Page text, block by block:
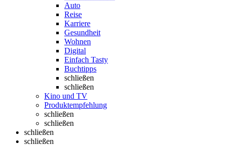
Auto
Reise
Karriere
Gesundheit
Wohnen
Digital
Einfach Tasty
Buchtipps
schließen
schließen
Kino und TV
Produktempfehlung
schließen
schließen
schließen
schließen